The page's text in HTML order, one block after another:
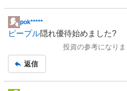
掲
示
事
pok*****
ピープル隠れ優待始めました?
投資の参考になりま
返信